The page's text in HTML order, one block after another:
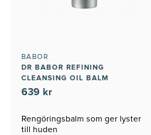
BABOR
DR BABOR REFINING
CLEANSING OIL BALM
639 kr
Rengöringsbalm som ger lyster
till huden